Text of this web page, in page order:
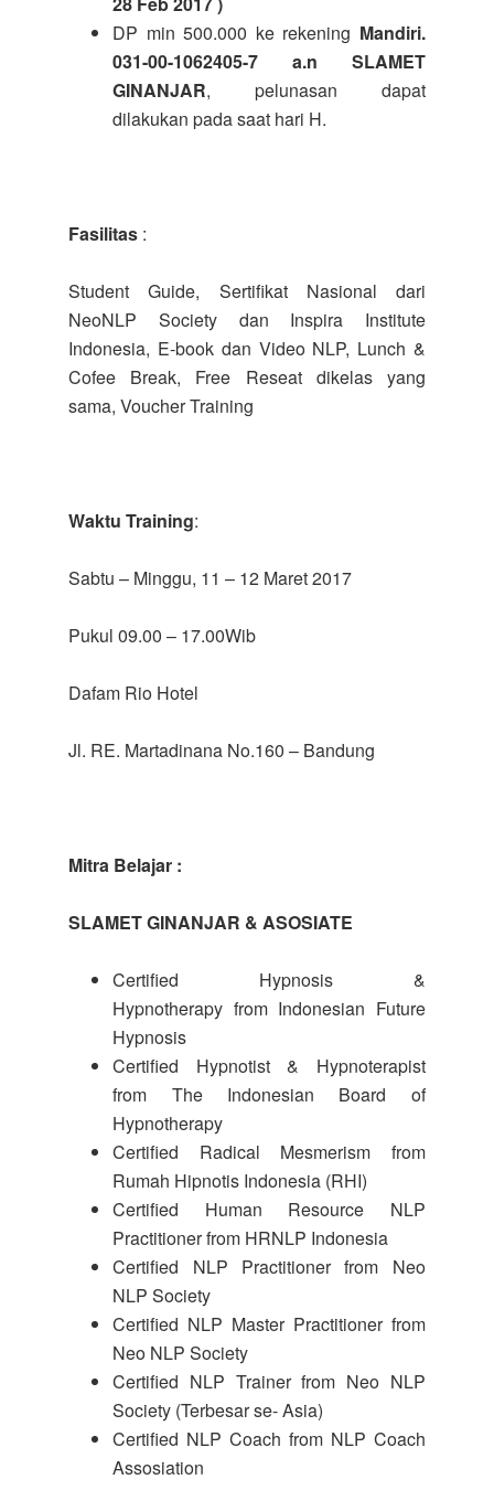
DP min 500.000 ke rekening Mandiri.
031-00-1062405-7
a.n SLAMET
GINANJAR, pelunasan dapat
dilakukan pada saat hari H.
Fasilitas :
Student Guide, Sertifikat Nasional dari
NeoNLP Society dan Inspira Institute
Indonesia, E-book dan Video NLP, Lunch &
Cofee Break, Free Reseat dikelas yang
sama, Voucher Training
Waktu Training:
Sabtu – Minggu, 11 – 12 Maret 2017
Pukul 09.00 – 17.00Wib
Dafam Rio Hotel
Jl. RE. Martadinana No.160 – Bandung
Mitra Belajar :
SLAMET GINANJAR & ASOSIATE
Certified Hypnosis &
Hypnotherapy from Indonesian Future
Hypnosis
Certified Hypnotist & Hypnoterapist
from The Indonesian Board of
Hypnotherapy
Certified Radical Mesmerism from
Rumah Hipnotis Indonesia (RHI)
Certified Human Resource NLP
Practitioner from HRNLP Indonesia
Certified NLP Practitioner from Neo
NLP Society
Certified NLP Master Practitioner from
Neo NLP Society
Certified NLP Trainer from Neo NLP
Society (Terbesar se- Asia)
Certified NLP Coach from NLP Coach
Assosiation